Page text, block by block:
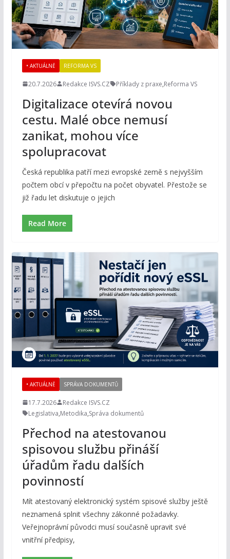
• AKTUÁLNĚ REFORMA VS
20.7.2026 Redakce ISVS.CZ Příklady z praxe,Reforma VS
Digitalizace otevírá novou
cestu. Malé obce nemusí
zanikat, mohou více
spolupracovat
Česká republika patří mezi evropské země s nejvyšším
počtem obcí v přepočtu na počet obyvatel. Přestože se
již řadu let diskutuje o jejich
Read More
• AKTUÁLNĚ SPRÁVA DOKUMENTŮ
17.7.2026
Redakce ISVS.CZ
Legislativa,Metodika,Správa dokumentů
Přechod na atestovanou
spisovou službu přináší
úřadům řadu dalších
povinností
Mít atestovaný elektronický systém spisové služby ještě
neznamená splnit všechny zákonné požadavky.
Veřejnoprávní původci musí současně upravit své
vnitřní předpisy,